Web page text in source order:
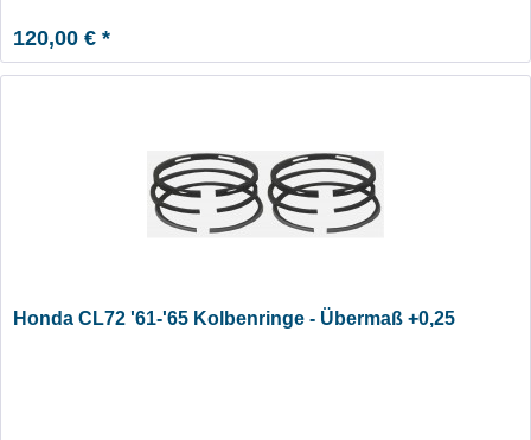
120,00 € *
Honda CL72 '61-'65 Kolbenringe - Übermaß +0,25